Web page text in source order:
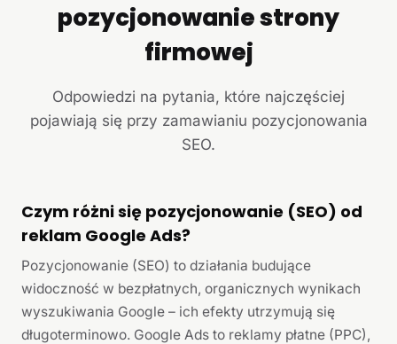
pozycjonowanie strony
firmowej
Odpowiedzi na pytania, które najczęściej
pojawiają się przy zamawianiu pozycjonowania
SEO.
Czym różni się pozycjonowanie (SEO) od
reklam Google Ads?
Pozycjonowanie (SEO) to działania budujące
widoczność w bezpłatnych, organicznych wynikach
wyszukiwania Google – ich efekty utrzymują się
długoterminowo. Google Ads to reklamy płatne (PPC),